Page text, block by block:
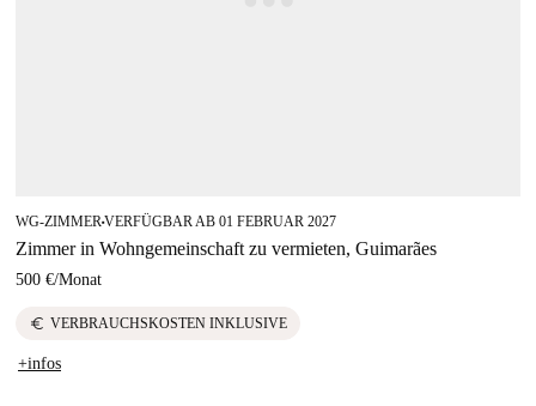
WG-ZIMMER■VERFÜGBAR AB 01 FEBRUAR 2027
Zimmer in Wohngemeinschaft zu vermieten, Guimarães
500 €/Monat
euro VERBRAUCHSKOSTEN INKLUSIVE
+infos